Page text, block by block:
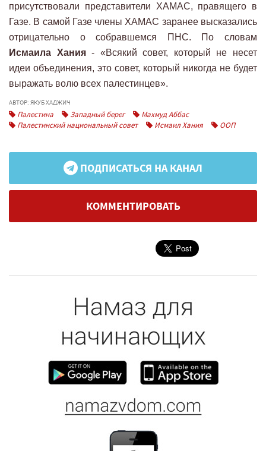
присутствовали представители ХАМАС, правящего в
Газе. В самой Газе члены ХАМАС заранее высказались
отрицательно о собравшемся ПНС. По словам
Исмаила Хания- «Всякий совет, который не несет
идеи объединения, это совет, который никогда не будет
выражать волю всех палестинцев».
АВТОР: ЯКУБ ХАДЖИЧ
Палестина Западный берег
Махмуд Аббас
Палестинский национальный совет
Исмаил Хания ООП
ПОДПИСАТЬСЯ НА КАНАЛ
КОММЕНТИРОВАТЬ